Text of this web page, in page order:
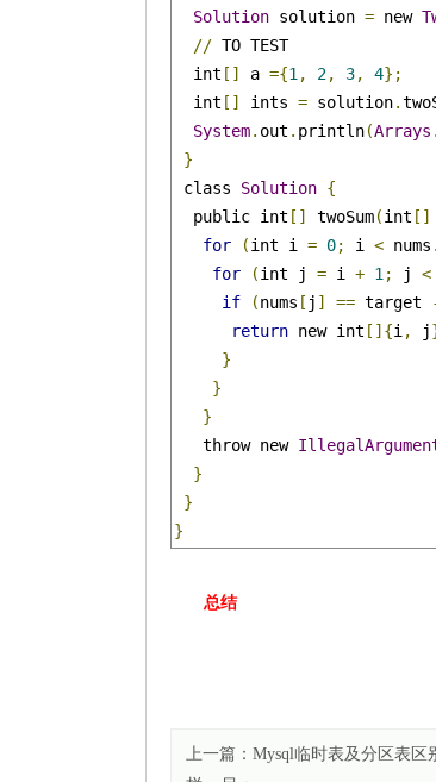
Solution solution = new
// TO TEST
  int
[] a ={1 , 2, 3, 4};
  int
[] ints = solution.
System. out . println(Arrays .
}
class Solution {
  public int
[] twoSum(int []
for
(int i = 0; i < nums .
for
(int j = i + 1 ; j <
if
(nums [ j ] == target
return new int []{i , j
}
}
}
   throw new
}
}
}
总结
上一篇： Mysql临时表及分区表区